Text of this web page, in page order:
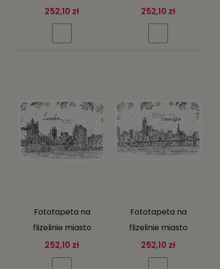
budynki mosty
WIDOK MIASTA +
KLEJ GRATIS
252,10 zł
budynki mosty
WIDOK MIASTA +
KLEJ GRATIS
252,10 zł
Fototapeta na
flizelinie miasto
budynki mosty
WIDOK MIASTA +
252,10 zł
Fototapeta na
flizelinie miasto
budynki mosty
WIDOK MIASTA +
252,10 zł